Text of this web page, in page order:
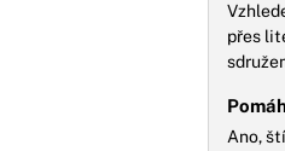
přes
Ano,